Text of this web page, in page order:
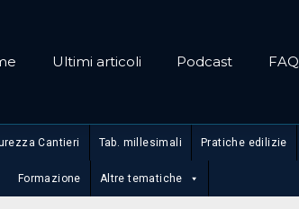
Ultimi articoli Podcast FAQ
Cantieri Tab. millesimali Pratiche edilizie
Formazione Altre tematiche